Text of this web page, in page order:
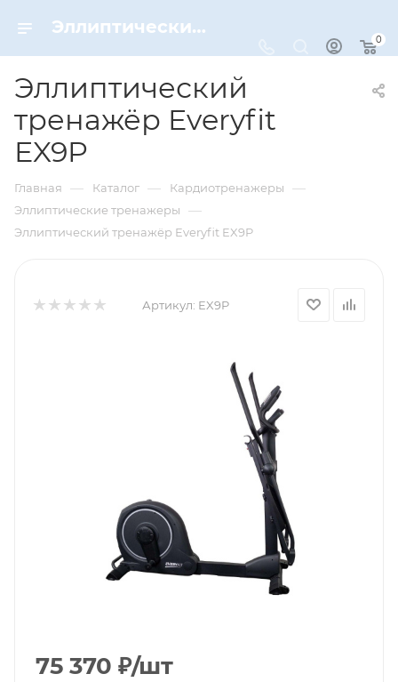
Эллиптический тренажёр Everyfit EX9P – купить по цене 75370 руб. в интернет-магазине Dynamic-Sport
0
Эллиптический
тренажёр Everyfit
EX9P
Главная — Каталог — Кардиотренажеры —
Эллиптические тренажеры —
Эллиптический тренажёр Everyfit EX9P
Артикул: EX9P
75 370 ₽/шт